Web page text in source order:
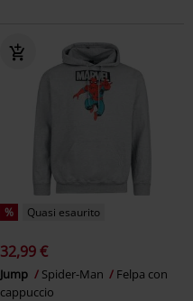
% Quasi esaurito
32,99 €
Jump Spider-Man
Felpa con
cappuccio